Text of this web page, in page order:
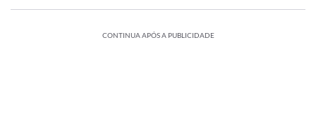
CONTINUA APÓS A PUBLICIDADE